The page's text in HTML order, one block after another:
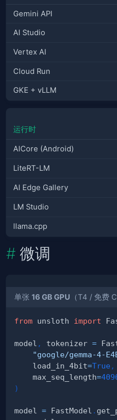
Gemini API
AI Studio
Vertex AI
Cloud Run
GKE + vLLM
运行时
AICore (Android)
LiteRT-LM
AI Edge Gallery
LM Studio
llama.cpp
微调
单张 16 GB GPU （T4 / 免费
from unsloth import
model , tokenizer =
"google/gemma-4-
    load_in_4bit
=True ,
    max_seq_length
=
)
model = FastModel .